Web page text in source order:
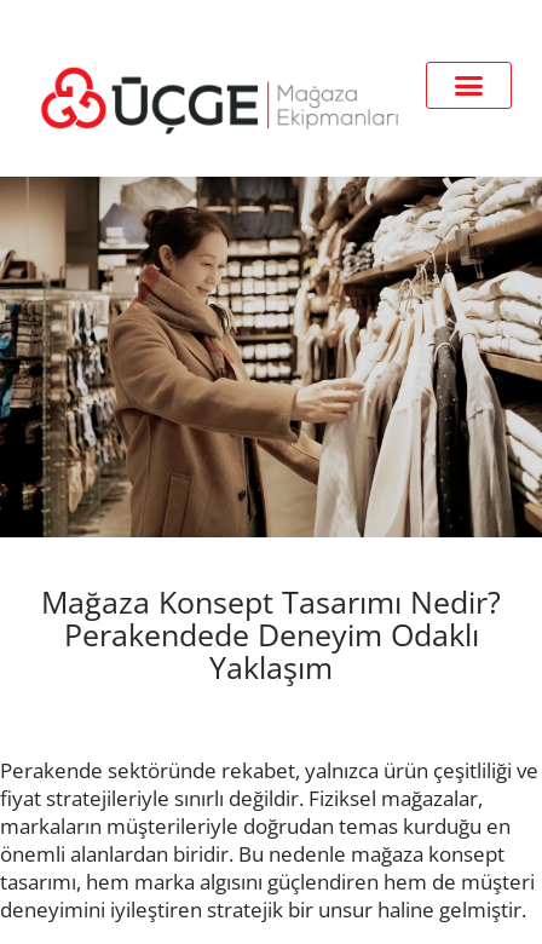
Mağaza Konsept Tasarımı Nedir?
Perakendede Deneyim Odaklı
Yaklaşım
Perakende sektöründe rekabet, yalnızca ürün çeşitliliği ve
fiyat stratejileriyle sınırlı değildir. Fiziksel mağazalar,
markaların müşterileriyle doğrudan temas kurduğu en
önemli alanlardan biridir. Bu nedenle mağaza konsept
tasarımı, hem marka algısını güçlendiren hem de müşteri
deneyimini iyileştiren stratejik bir unsur haline gelmiştir.